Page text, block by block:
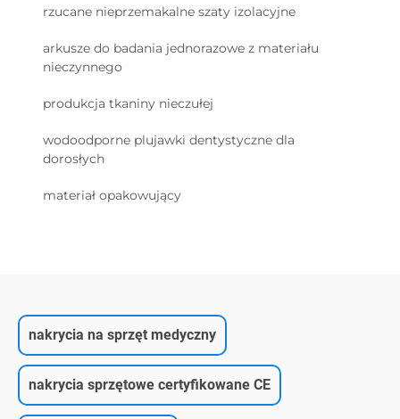
rzucane nieprzemakalne szaty izolacyjne
arkusze do badania jednorazowe z materiału
nieczynnego
produkcja tkaniny nieczułej
wodoodporne plujawki dentystyczne dla
dorosłych
materiał opakowujący
nakrycia na sprzęt medyczny
nakrycia sprzętowe certyfikowane CE